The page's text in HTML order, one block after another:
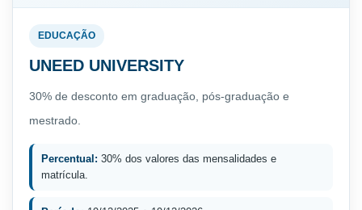
EDUCAÇÃO
UNEED UNIVERSITY
30% de desconto em graduação, pós-graduação e
mestrado.
Percentual: 30% dos valores das mensalidades e
matrícula.